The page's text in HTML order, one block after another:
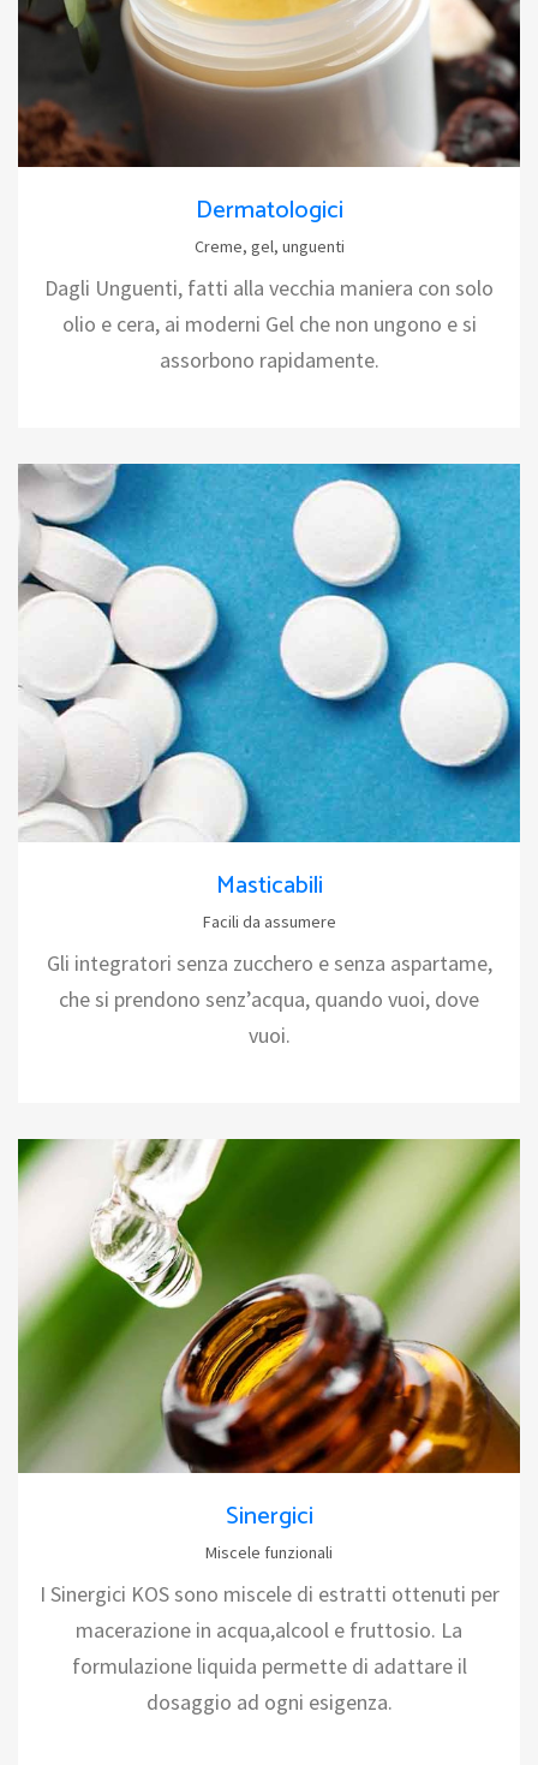
Dermatologici
Creme, gel, unguenti
Dagli Unguenti, fatti alla vecchia maniera con solo
olio e cera, ai moderni Gel che non ungono e si
assorbono rapidamente.
Masticabili
Facili da assumere
Gli integratori senza zucchero e senza aspartame,
che si prendono senz’acqua, quando vuoi, dove
vuoi.
Sinergici
Miscele funzionali
I Sinergici KOS sono miscele di estratti ottenuti per
macerazione in acqua,alcool e fruttosio. La
formulazione liquida permette di adattare il
dosaggio ad ogni esigenza.